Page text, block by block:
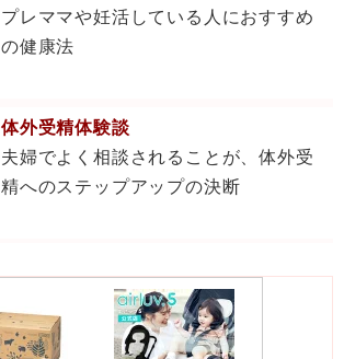
プレママや妊活している人におすすめ
の健康法
体外受精体験談
夫婦でよく相談されることが、体外受
精へのステップアップの決断